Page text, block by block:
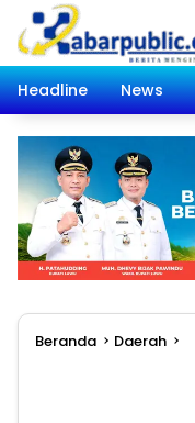
Langsung
konten
Headline
News
Beranda Daerah